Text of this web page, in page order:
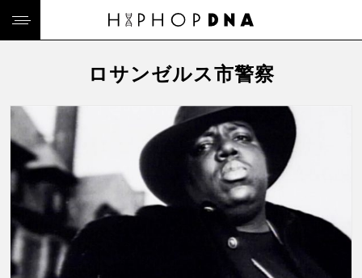
ロサンゼルス市警察